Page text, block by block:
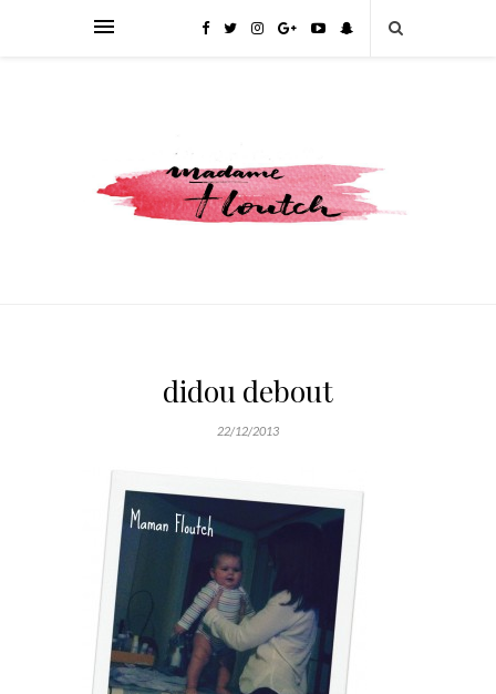
didou debout
22/12/2013